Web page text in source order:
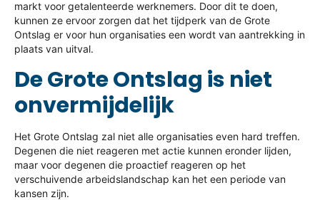
markt voor getalenteerde werknemers. Door dit te doen,
kunnen ze ervoor zorgen dat het tijdperk van de Grote
Ontslag er voor hun organisaties een wordt van aantrekking in
plaats van uitval.
De Grote Ontslag is niet
onvermijdelijk
Het Grote Ontslag zal niet alle organisaties even hard treffen.
Degenen die niet reageren met actie kunnen eronder lijden,
maar voor degenen die proactief reageren op het
verschuivende arbeidslandschap kan het een periode van
kansen zijn.